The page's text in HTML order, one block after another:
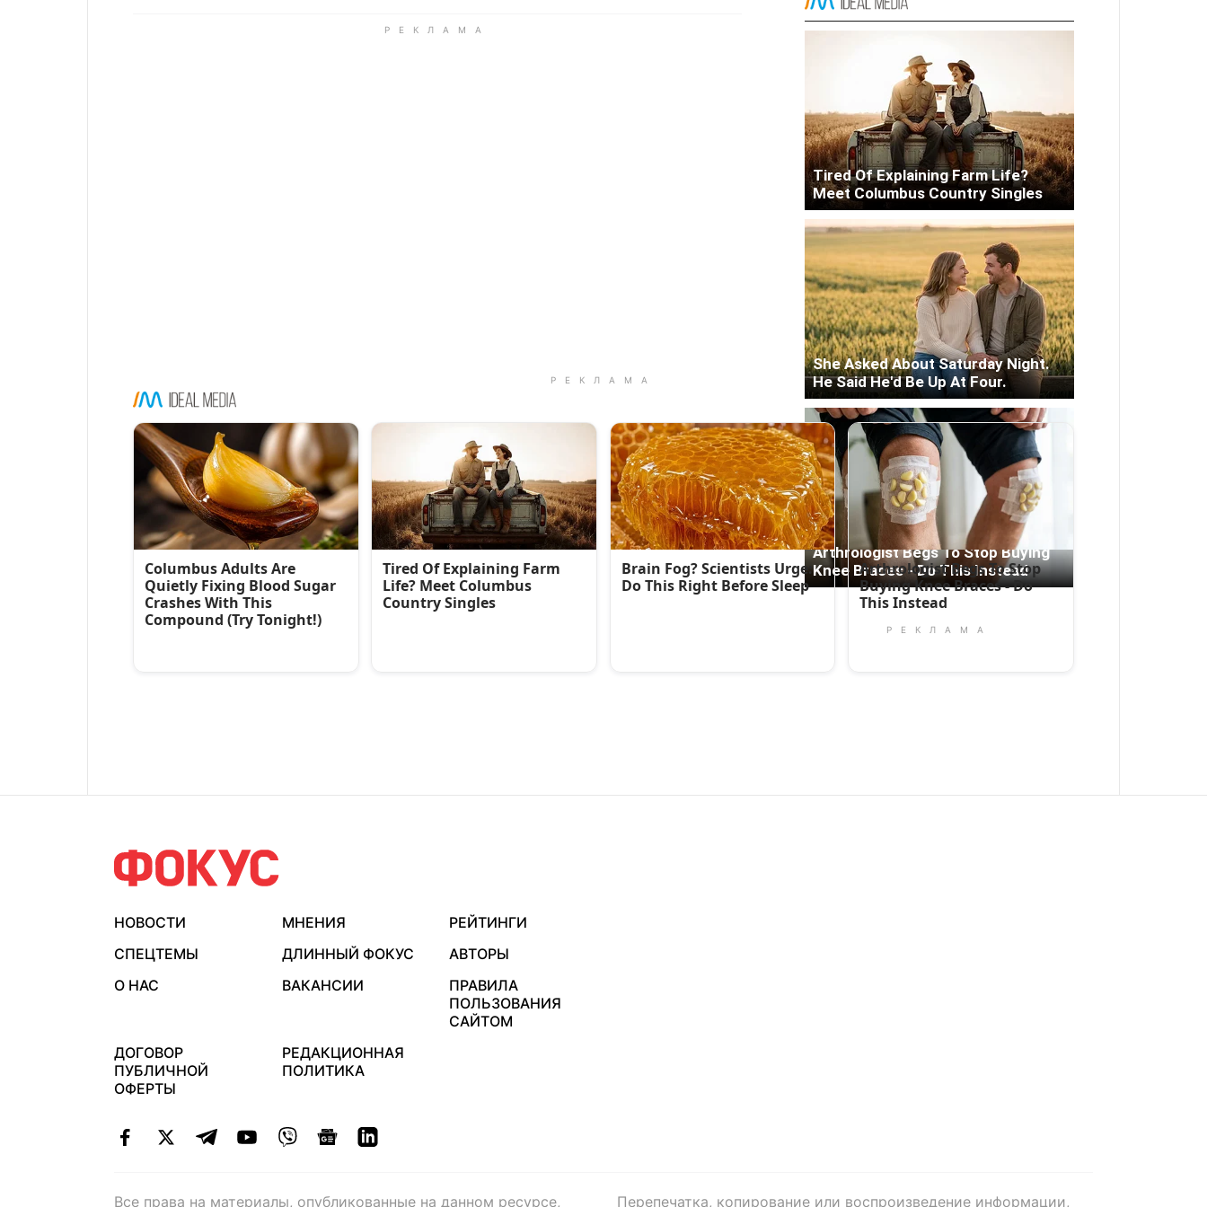
НОВОСТИ МНЕНИЯ
РЕЙТИНГИ
СПЕЦТЕМЫ
ДЛИННЫЙ ФОКУС
АВТОРЫ
О НАС
ВАКАНСИИ
ПРАВИЛА
ПОЛЬЗОВАНИЯ
САЙТОМ
ДОГОВОР
ПУБЛИЧНОЙ
ОФЕРТЫ
РЕДАКЦИОННАЯ
ПОЛИТИКА
Все права на материалы, опубликованные на данном ресурсе, Перепечатка, копирование или воспроизведение информации,